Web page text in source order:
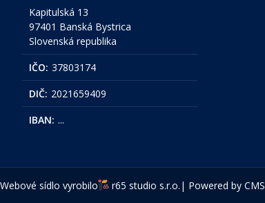
Kapitulská 13
97401 Banská Bystrica
Slovenská republika
IČO: 37803174
DIČ: 2021659409
IBAN: ...
sídlo vyrobilo r65 studio s.r.o. | Powered by CMS